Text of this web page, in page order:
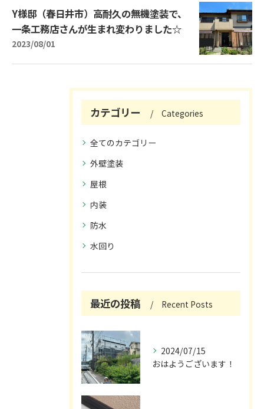
Y様邸（春日井市）高耐久の無機塗装で、
一条工務店さんが生まれ変わりました☆
2023/08/01
カテゴリー Categories
全てのカテゴリー
外壁塗装
屋根
内装
防水
水回り
最近の投稿 Recent Posts
2024/07/15
おはようございます！